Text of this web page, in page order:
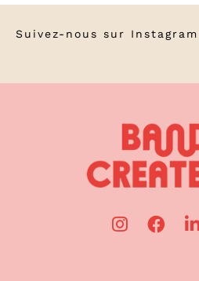
Suivez-nous sur Instagram